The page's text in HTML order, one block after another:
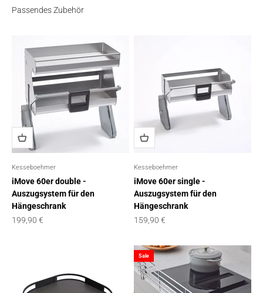
Passendes Zubehör
Kesseboehmer
iMove 60er double -
Auszugsystem für den
Hängeschrank
Angebot
199,90 €
Kesseboehmer
iMove 60er single -
Auszugsystem für den
Hängeschrank
Angebot
159,90 €
Sale